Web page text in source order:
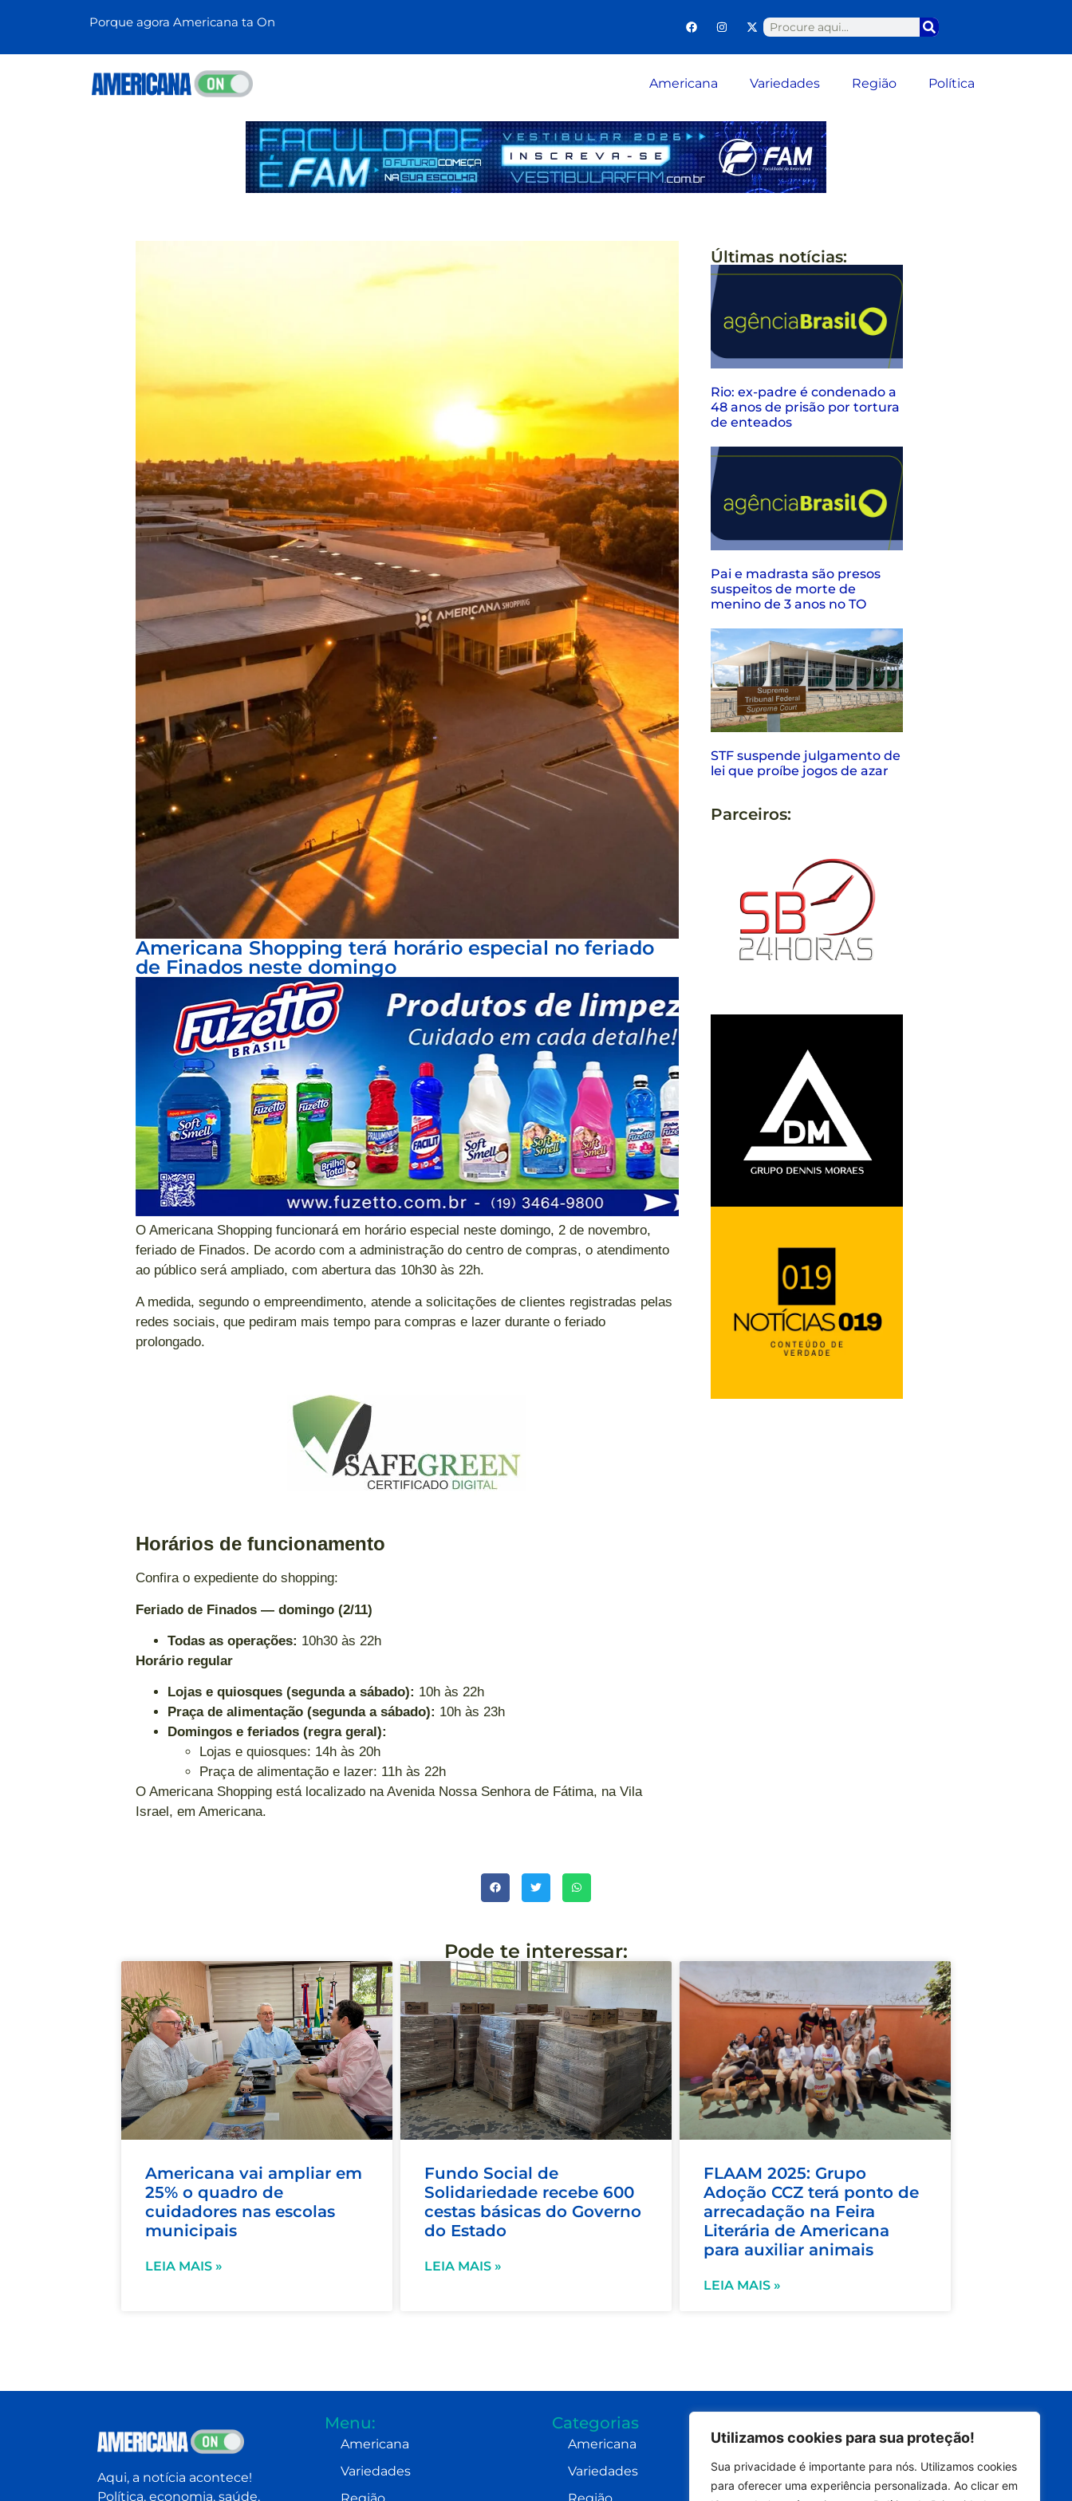
Utilizamos cookies para sua proteção!
Sua privacidade é importante para nós. Utilizamos cookies
para oferecer uma experiência personalizada. Ao clicar em
Porque agora Americana ta On
Americana Variedades Região Política
Americana Shopping terá horário especial no feriado
de Finados neste domingo
O Americana Shopping funcionará em horário especial neste domingo, 2 de novembro,
feriado de Finados. De acordo com a administração do centro de compras, o atendimento
ao público será ampliado, com abertura das 10h30 às 22h.
A medida, segundo o empreendimento, atende a solicitações de clientes registradas pelas
redes sociais, que pediram mais tempo para compras e lazer durante o feriado
prolongado.
Horários de funcionamento
Confira o expediente do shopping:
Feriado de Finados — domingo (2/11)
Todas as operações: 10h30 às 22h
Horário regular
Lojas e quiosques (segunda a sábado): 10h às 22h
Praça de alimentação (segunda a sábado): 10h às 23h
Domingos e feriados (regra geral):
Lojas e quiosques: 14h às 20h
Praça de alimentação e lazer: 11h às 22h
O Americana Shopping está localizado na Avenida Nossa Senhora de Fátima, na Vila
Israel, em Americana.
Últimas notícias:
Rio: ex-padre é condenado a
48 anos de prisão por tortura
de enteados
Pai e madrasta são presos
suspeitos de morte de
menino de 3 anos no TO
STF suspende julgamento de
lei que proíbe jogos de azar
Parceiros:
Pode te interessar:
Americana vai ampliar em
25% o quadro de
cuidadores nas escolas
municipais
LEIA MAIS »
Fundo Social de
Solidariedade recebe 600
cestas básicas do Governo
do Estado
LEIA MAIS »
FLAAM 2025: Grupo
Adoção CCZ terá ponto de
arrecadação na Feira
Literária de Americana
para auxiliar animais
LEIA MAIS »
Aqui, a notícia acontece!
Política, economia, saúde,
Menu:
Americana
Variedades
Categorias
Americana
Variedades
Contatos
imprensa@dennismoraes.com.